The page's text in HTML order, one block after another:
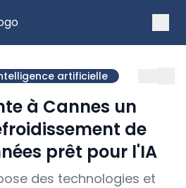
artificielle
à Cannes un
de
prêt pour l'IA
des technologies et